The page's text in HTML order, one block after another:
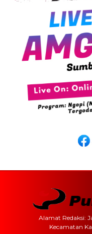
Alamat Redaksi:
Kecamatan